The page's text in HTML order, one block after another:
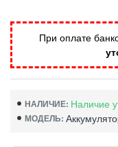
При оплате
НАЛИЧИЕ: Наличие
МОДЕЛЬ: